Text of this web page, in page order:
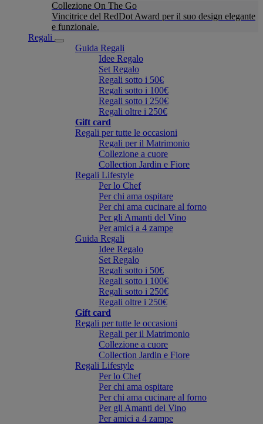
Collezione On The Go
Vincitrice del RedDot Award per il suo design elegante
e funzionale.
Regali
Guida Regali
Idee Regalo
Set Regalo
Regali sotto i 50€
Regali sotto i 100€
Regali sotto i 250€
Regali oltre i 250€
Gift card
Regali per tutte le occasioni
Regali per il Matrimonio
Collezione a cuore
Collection Jardin e Fiore
Regali Lifestyle
Per lo Chef
Per chi ama ospitare
Per chi ama cucinare al forno
Per gli Amanti del Vino
Per amici a 4 zampe
Guida Regali
Idee Regalo
Set Regalo
Regali sotto i 50€
Regali sotto i 100€
Regali sotto i 250€
Regali oltre i 250€
Gift card
Regali per tutte le occasioni
Regali per il Matrimonio
Collezione a cuore
Collection Jardin e Fiore
Regali Lifestyle
Per lo Chef
Per chi ama ospitare
Per chi ama cucinare al forno
Per gli Amanti del Vino
Per amici a 4 zampe